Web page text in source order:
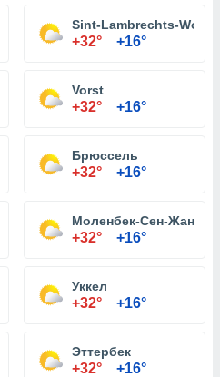
Sint-Lambrechts-
+32° +16°
Vorst
+32° +16°
Брюссель
+32° +16°
Моленбек-Сен-Жан
+32° +16°
Уккел
+32° +16°
Эттербек
+32° +16°